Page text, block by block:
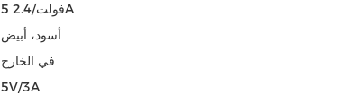
5 فولت/2.4A
أسود، أبيض
في الخارج
5V/3A